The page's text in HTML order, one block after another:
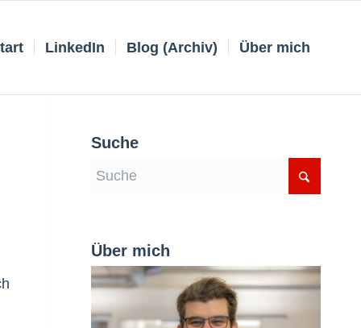
LinkedIn Blog (Archiv) Über mich
Suche
Über mich